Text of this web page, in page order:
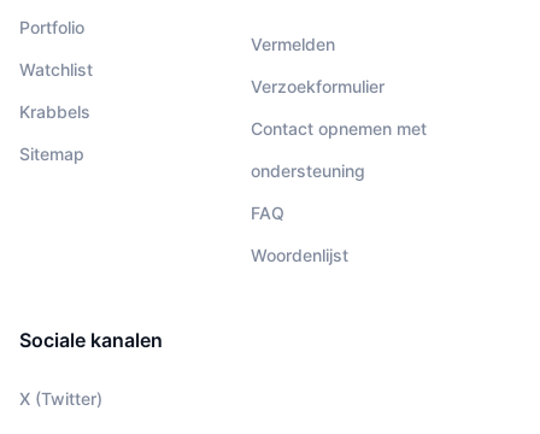
Portfolio
Watchlist
Krabbels
Sitemap
Vermelden
Verzoekformulier
Contact opnemen met
ondersteuning
FAQ
Woordenlijst
Sociale kanalen
X (Twitter)